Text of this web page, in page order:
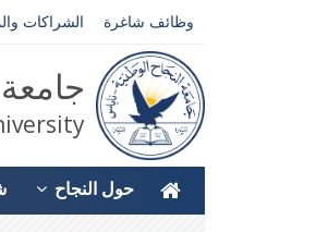
وظائف شاغرة الشراكات
حول النجاح